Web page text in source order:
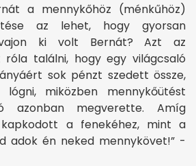
a mennykőhöz (ménkűhöz)
az lehet, hogy gyorsan
ki volt Bernát? Azt az
találni, hogy egy világcsaló
sok pénzt szedett össze,
miközben mennykőütést
azonban megverette. Amíg
a fenekéhez, mint a
adok én neked mennykövet!” -